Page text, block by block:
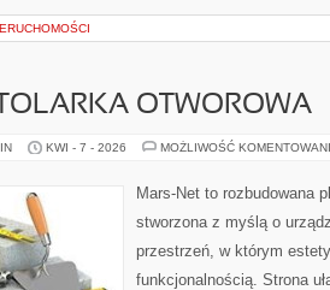
OTWOROWA
KWI - 7 - 2026 MOŻLIWOŚĆ
Mars-Net to rozbudowana
stworzona z myślą o
przestrzeń, w którym
funkcjonalnością. Strona